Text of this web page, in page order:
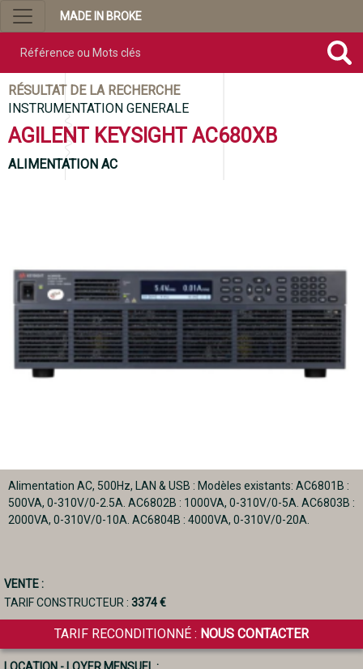
MADE IN BROKE
RÉSULTAT DE LA RECHERCHE
INSTRUMENTATION GENERALE
AGILENT KEYSIGHT AC680XB
ALIMENTATION AC
Alimentation AC, 500Hz, LAN & USB : Modèles existants: AC6801B :
500VA, 0-310V/0-2.5A. AC6802B : 1000VA, 0-310V/0-5A. AC6803B :
2000VA, 0-310V/0-10A. AC6804B : 4000VA, 0-310V/0-20A.
VENTE :
TARIF CONSTRUCTEUR : 3374 €
TARIF RECONDITIONNÉ : NOUS CONTACTER